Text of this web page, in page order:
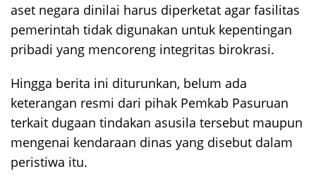
aset negara dinilai harus diperketat agar fasilitas
pemerintah tidak digunakan untuk kepentingan
pribadi yang mencoreng integritas birokrasi.
Hingga berita ini diturunkan, belum ada
keterangan resmi dari pihak Pemkab Pasuruan
terkait dugaan tindakan asusila tersebut maupun
mengenai kendaraan dinas yang disebut dalam
peristiwa itu.